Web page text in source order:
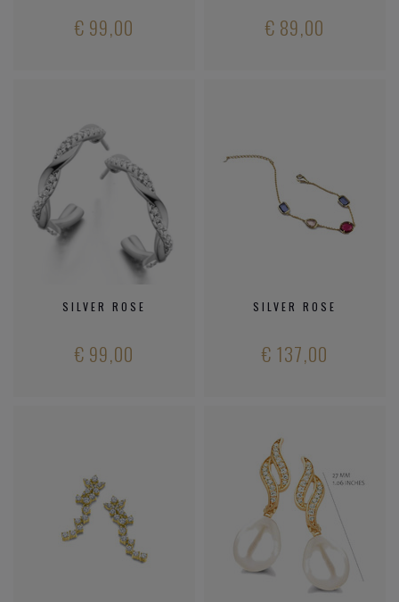
€ 99,00 € 89,00
SILVER ROSE
€ 99,00
SILVER ROSE
€ 137,00